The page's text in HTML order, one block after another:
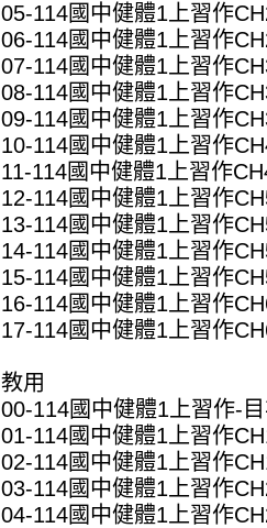
05-114國中健體1上習作
06-114國中健體1上習作
07-114國中健體1上習作
08-114國中健體1上習作
09-114國中健體1上習作
10-114國中健體1上習作
11-114國中健體1上習作
12-114國中健體1上習作
13-114國中健體1上習作
14-114國中健體1上習作
15-114國中健體1上習作
16-114國中健體1上習作
17-114國中健體1上習作
教用
00-114國中健體1上習作-
01-114國中健體1上習作
02-114國中健體1上習作
03-114國中健體1上習作
04-114國中健體1上習作